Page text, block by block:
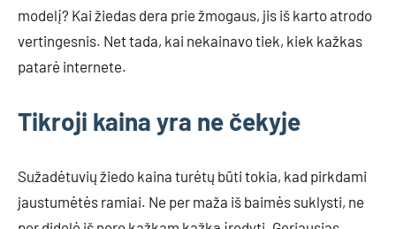
modelį? Kai žiedas dera prie žmogaus, jis iš karto atrodo
vertingesnis. Net tada, kai nekainavo tiek, kiek kažkas
patarė internete.
Tikroji kaina yra ne čekyje
Sužadėtuvių žiedo kaina turėtų būti tokia, kad pirkdami
jaustumėtės ramiai. Ne per maža iš baimės suklysti, ne